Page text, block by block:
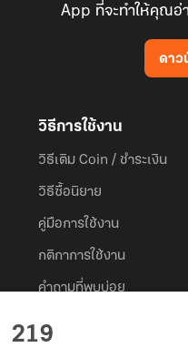
219
App ที่จะทำให้คุณอ่
ดาว
วิธีการใช้งาน
วิธีเติม Coin / ชำระเงิน
วิธีซื้อนิยาย
คู่มือการใช้งาน
กติกาการใช้งาน
คำถามที่พบบ่อย
© 2026
Dek-D.com ใช้คุกกี้เพื่อพัฒนาประสบก
เรียนรู้เพิ่มเติมที่นี่